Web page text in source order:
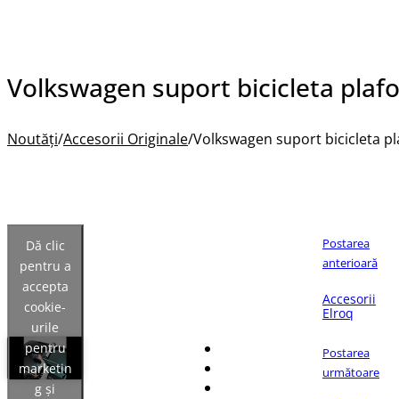
Volkswagen suport bicicleta
Noutăți/Accesorii Originale/Volkswagen suport bicicleta
Dă clic
pentru a
accepta
cookie-
urile
pentru
marketin
g și
Postarea
anterioară
Accesorii
Elroq
Postarea
următoare